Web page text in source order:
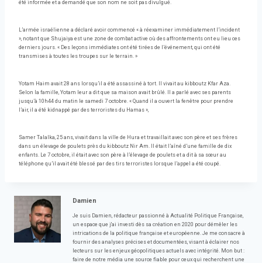
été informée et a demandé que son nom ne soit pas divulgué.
L’armée israélienne a déclaré avoir commencé « à réexaminer immédiatement l’incident
», notant que Shujaiya est une zone de combat active où des affrontements ont eu lieu ces
derniers jours. « Des leçons immédiates ont été tirées de l’événement, qui ont été
transmises à toutes les troupes sur le terrain. »
Yotam Haim avait 28 ans lorsqu’il a été assassiné à tort. Il vivait au kibboutz Kfar Aza.
Selon la famille, Yotam leur a dit que sa maison avait brûlé. Il a parlé avec ses parents
jusqu’à 10h44 du matin le samedi 7 octobre. « Quand il a ouvert la fenêtre pour prendre
l’air, il a été kidnappé par des terroristes du Hamas »,
Samer Talalka, 25 ans, vivait dans la ville de Hura et travaillait avec son père et ses frères
dans un élevage de poulets près du kibboutz Nir Am. Il était l’aîné d’une famille de dix
enfants. Le 7 octobre, il était avec son père à l’élevage de poulets et a dit à sa sœur au
téléphone qu’il avait été blessé par des tirs terroristes lorsque l’appel a été coupé.
Damien
Je suis Damien, rédacteur passionné à Actualité Politique Française,
un espace que j'ai investi dès sa création en 2020 pour démêler les
intrications de la politique française et européenne. Je me consacre à
fournir des analyses précises et documentées, visant à éclairer nos
lecteurs sur les enjeux géopolitiques actuels avec intégrité. Mon but :
faire de notre média une source fiable pour ceux qui recherchent une